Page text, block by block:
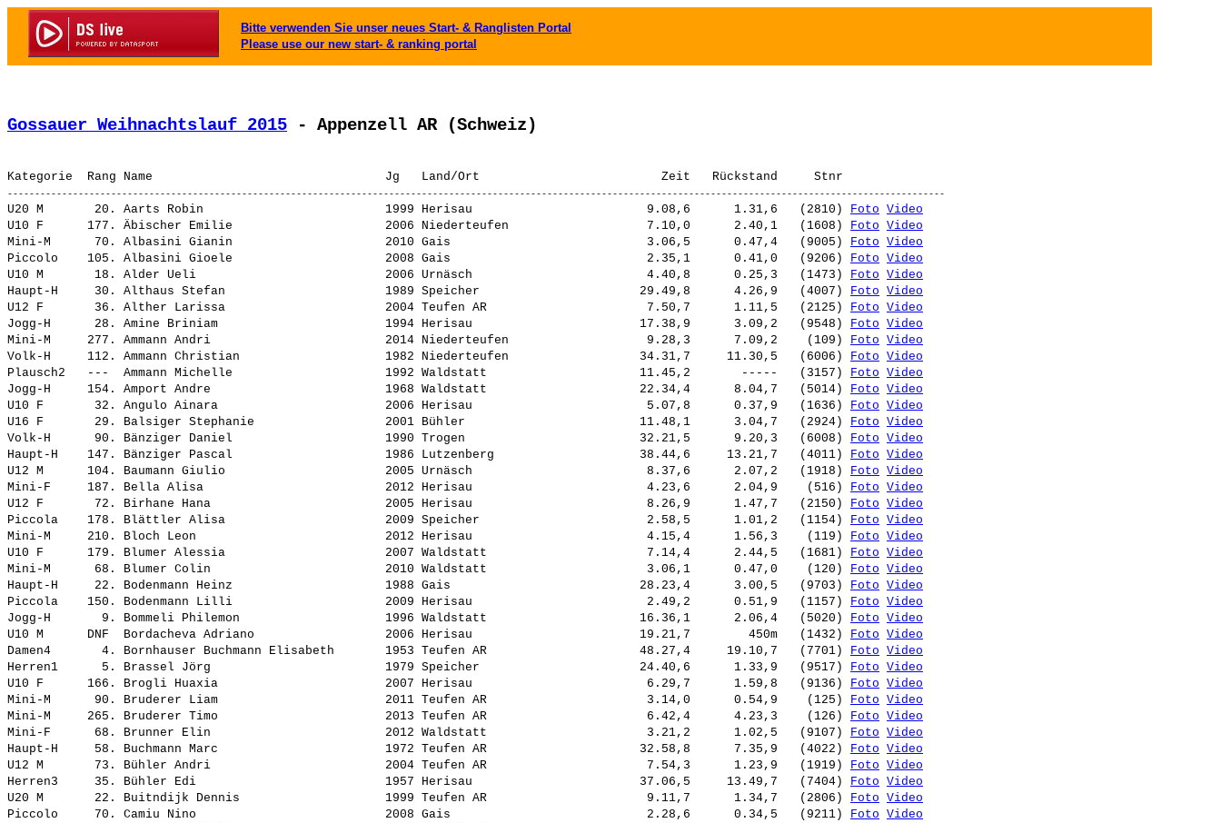
Bitte verwenden Sie unser neues Start- & Ranglisten Portal
Please use our new start- & ranking portal
Gossauer Weihnachtslauf 2015 - Appenzell AR (Schweiz)
U20 M       20. Aarts Robin 1999 Herisau                        9.08,6      1.31,6   (2810) Foto Video
U10 F      177. Äbischer Emilie 2006 Niederteufen                   7.10,0      2.40,1   (1608) Foto Video
Mini-M      70. Albasini Gianin 2010 Gais                           3.06,5      0.47,4   (9005) Foto Video
Piccolo    105. Albasini Gioele 2008 Gais                           2.35,1      0.41,0   (9206) Foto Video
U10 M       18. Alder Ueli 2006 Urnäsch                        4.40,8      0.25,3   (1473) Foto Video
Haupt-H     30. Althaus Stefan 1989 Speicher                      29.49,8      4.26,9   (4007) Foto Video
U12 F       36. Alther Larissa 2004 Teufen AR                      7.50,7      1.11,5   (2125) Foto Video
Jogg-H      28. Amine Briniam 1994 Herisau                       17.38,9      3.09,2   (9548) Foto Video
Mini-M     277. Ammann Andri 2014 Niederteufen                   9.28,3      7.09,2    (109) Foto Video
Volk-H     112. Ammann Christian 1982 Niederteufen                  34.31,7     11.30,5   (6006) Foto Video
Plausch2   --- Ammann Michelle 1992 Waldstatt                     11.45,2       -----   (3157) Foto Video
Jogg-H     154. Amport Andre 1968 Waldstatt                     22.34,4      8.04,7   (5014) Foto Video
U10 F       32. Angulo Ainara 2006 Herisau                        5.07,8      0.37,9   (1636) Foto Video
U16 F       29. Balsiger Stephanie 2001 Bühler                        11.48,1      3.04,7   (2924) Foto Video
Volk-H      90. Bänziger Daniel 1990 Trogen                        32.21,5      9.20,3   (6008) Foto Video
Haupt-H    147. Bänziger Pascal 1986 Lutzenberg                    38.44,6     13.21,7   (4011) Foto Video
U12 M      104. Baumann Giulio 2005 Urnäsch                        8.37,6      2.07,2   (1918) Foto Video
Mini-F     187. Bella Alisa 2012 Herisau                        4.23,6      2.04,9    (516) Foto Video
U12 F       72. Birhane Hana 2005 Herisau                        8.26,9      1.47,7   (2150) Foto Video
Piccola    178. Blättler Alisa 2009 Speicher                       2.58,5      1.01,2   (1154) Foto Video
Mini-M     210. Bloch Leon 2012 Herisau                        4.15,4      1.56,3    (119) Foto Video
U10 F      179. Blumer Alessia 2007 Waldstatt                      7.14,4      2.44,5   (1681) Foto Video
Mini-M      68. Blumer Colin 2010 Waldstatt                      3.06,1      0.47,0    (120) Foto Video
Haupt-H     22. Bodenmann Heinz 1988 Gais                          28.23,4      3.00,5   (9703) Foto Video
Piccola    150. Bodenmann Lilli 2009 Herisau                        2.49,2      0.51,9   (1157) Foto Video
Jogg-H       9. Bommeli Philemon 1996 Waldstatt                     16.36,1      2.06,4   (5020) Foto Video
U10 M      DNF Bordacheva Adriano 2006 Herisau                       19.21,7        450m   (1432) Foto Video
Damen4       4. Bornhauser Buchmann Elisabeth 1953 Teufen AR                     48.27,4     19.10,7   (7701) Foto Video
Herren1      5. Brassel Jörg 1979 Speicher                      24.40,6      1.33,9   (9517) Foto Video
U10 F      166. Brogli Huaxia 2007 Herisau                        6.29,7      1.59,8   (9136) Foto Video
Mini-M      90. Bruderer Liam 2011 Teufen AR                      3.14,0      0.54,9    (125) Foto Video
Mini-M     265. Bruderer Timo 2013 Teufen AR                      6.42,4      4.23,3    (126) Foto Video
Mini-F      68. Brunner Elin 2012 Waldstatt                      3.21,2      1.02,5   (9107) Foto Video
Haupt-H     58. Buchmann Marc 1972 Teufen AR                     32.58,8      7.35,9   (4022) Foto Video
U12 M       73. Bühler Andri 2004 Teufen AR                      7.54,3      1.23,9   (1919) Foto Video
Herren3     35. Bühler Edi 1957 Herisau                       37.06,5     13.49,7   (7404) Foto Video
U20 M       22. Buitndijk Dennis 1999 Teufen AR                      9.11,7      1.34,7   (2806) Foto Video
Piccolo     70. Camiu Nino 2008 Gais                           2.28,6      0.34,5   (9211) Foto Video